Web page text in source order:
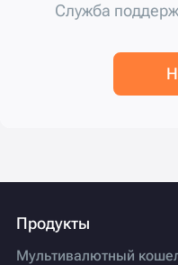
Служба
Продукты
Мультивалютный